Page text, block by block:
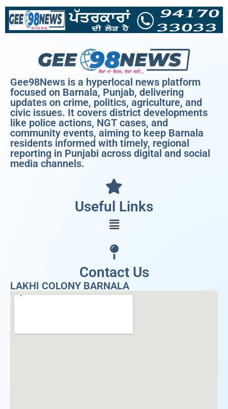
Gee98News is a hyperlocal news platform
focused on Barnala, Punjab, delivering
updates on crime, politics, agriculture, and
civic issues. It covers district developments
like police actions, NGT cases, and
community events, aiming to keep Barnala
residents informed with timely, regional
reporting in Punjabi across digital and social
media channels.
Useful Links
Contact Us
LAKHI COLONY BARNALA